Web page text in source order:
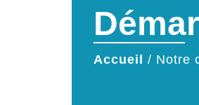
Accueil / Notre